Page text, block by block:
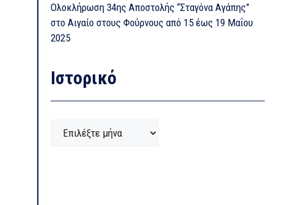
Ολοκλήρωση 34ης Αποστολής “Σταγόνα Αγάπης”
στο Αιγαίο στους Φούρνους από 15 έως 19 Μαΐου
2025
Ιστορικό
Ιστορικό